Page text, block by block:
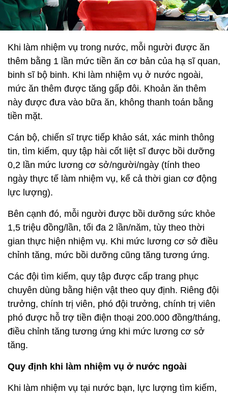
Khi làm nhiệm vụ trong nước, mỗi người được ăn
thêm bằng 1 lần mức tiền ăn cơ bản của hạ sĩ quan,
binh sĩ bộ binh. Khi làm nhiệm vụ ở nước ngoài,
mức ăn thêm được tăng gấp đôi. Khoản ăn thêm
này được đưa vào bữa ăn, không thanh toán bằng
tiền mặt.
Cán bộ, chiến sĩ trực tiếp khảo sát, xác minh thông
tin, tìm kiếm, quy tập hài cốt liệt sĩ được bồi dưỡng
0,2 lần mức lương cơ sở/người/ngày (tính theo
ngày thực tế làm nhiệm vụ, kể cả thời gian cơ động
lực lượng).
Bên cạnh đó, mỗi người được bồi dưỡng sức khỏe
1,5 triệu đồng/lần, tối đa 2 lần/năm, tùy theo thời
gian thực hiện nhiệm vụ. Khi mức lương cơ sở điều
chỉnh tăng, mức bồi dưỡng cũng tăng tương ứng.
Các đội tìm kiếm, quy tập được cấp trang phục
chuyên dùng bằng hiện vật theo quy định. Riêng đội
trưởng, chính trị viên, phó đội trưởng, chính trị viên
phó được hỗ trợ tiền điện thoại 200.000 đồng/tháng,
điều chỉnh tăng tương ứng khi mức lương cơ sở
tăng.
Quy định khi làm nhiệm vụ ở nước ngoài
Khi làm nhiệm vụ tại nước bạn, lực lượng tìm kiếm,